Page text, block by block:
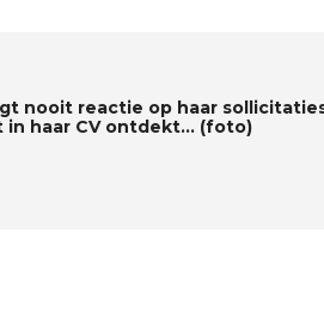
nooit reactie op haar
haar CV ontdekt… (foto)